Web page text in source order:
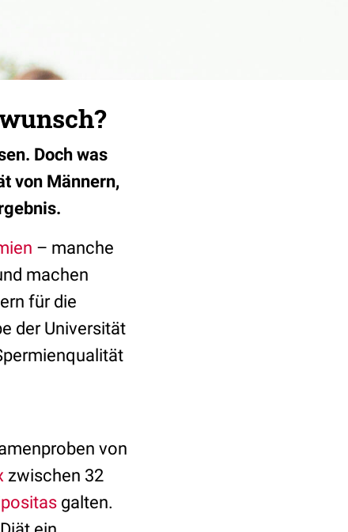
Doch was
von Männern,
– manche
machen
für die
der Universität
von
zwischen 32
galten.